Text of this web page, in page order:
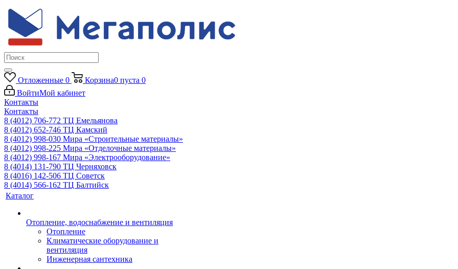
Отложенные 0 Корзина0 пуста 0
ВойтиМой кабинет
Контакты
Контакты
8 (4012) 706-772 ТЦ Емельянова
8 (4012) 652-746 ТЦ Камский
8 (4012) 998-030 Мира «Строительные материалы»
8 (4012) 998-225 Мира «Отделочные материалы»
8 (4012) 998-167 Мира «Электрооборудование»
8 (4014) 131-790 ТЦ Черняховск
8 (4016) 142-506 ТЦ Советск
8 (4014) 566-162 ТЦ Балтийск
Каталог
Отопление, водоснабжение и вентиляция
Отопление
Климатические оборудование и
вентиляция
Инженерная сантехника